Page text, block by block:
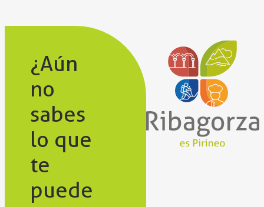
¿Aún
no
sabes
lo que
te
puede